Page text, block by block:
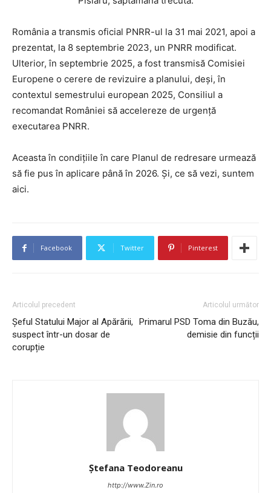
România a transmis oficial PNRR-ul la 31 mai 2021, apoi a
prezentat, la 8 septembrie 2023, un PNRR modificat.
Ulterior, în septembrie 2025, a fost transmisă Comisiei
Europene o cerere de revizuire a planului, deși, în
contextul semestrului european 2025, Consiliul a
recomandat României să accelereze de urgență
executarea PNRR.
Aceasta în condițiile în care Planul de redresare urmează
să fie pus în aplicare până în 2026. Și, ce să vezi, suntem
aici.
Facebook Twitter Pinterest
Articolul precedent
Șeful Statului Major al Apărării,
suspect într-un dosar de
corupție
Articolul următor
Primarul PSD Toma din Buzău,
demisie din funcții
Ștefana Teodoreanu
http://www.Zin.ro